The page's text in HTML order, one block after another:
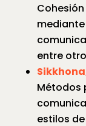
entre
Métodos
estilos